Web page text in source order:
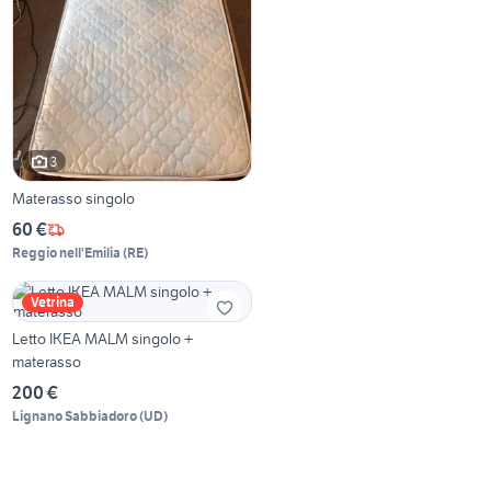
3
Materasso singolo
60 €
Reggio nell'Emilia (RE)
Vetrina
Letto IKEA MALM singolo +
materasso
200 €
Lignano Sabbiadoro(UD)